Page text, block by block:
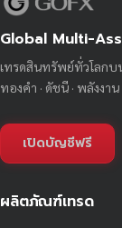
Global Multi-
เทรดสินทรัพย์ทั่วโลก
ทองคำ · ดัชนี · พลังงาน
เปิดบัญชีฟรี
ผลิตภัณฑ์เทรด